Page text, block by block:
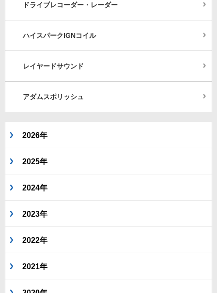
ドライブレコーダー・レーダー
ハイスパークIGNコイル
レイヤードサウンド
アダムスポリッシュ
2026年
2025年
2024年
2023年
2022年
2021年